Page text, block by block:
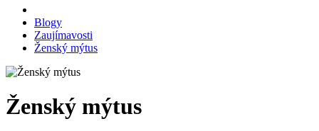
Blogy
Zaujímavosti
Ženský mýtus
Ženský mýtus